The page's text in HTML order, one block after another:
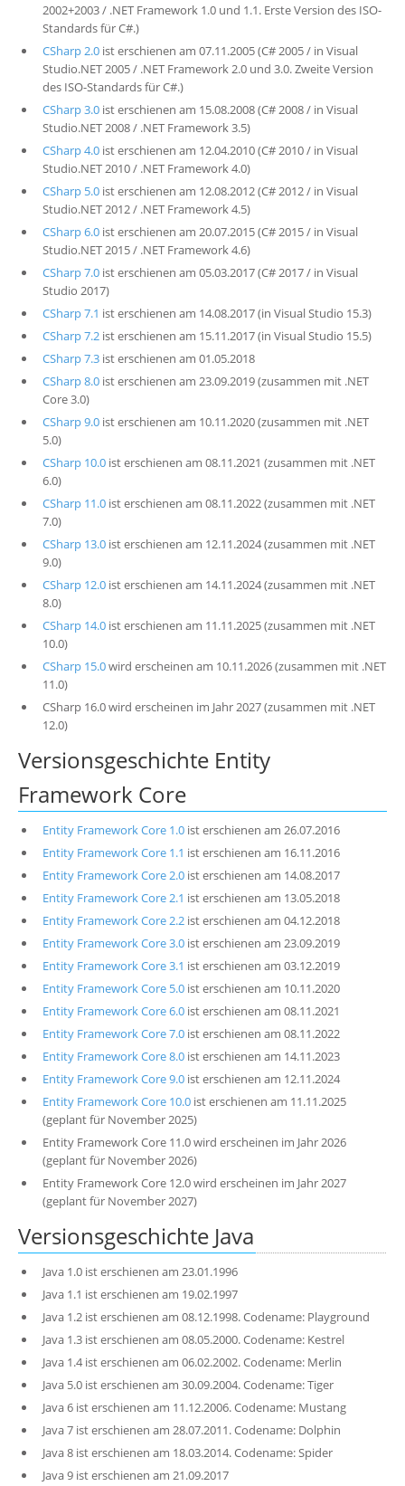
2002+2003 / .NET Framework 1.0 und 1.1. Erste Version des ISO-
Standards für C#.)
CSharp 2.0ist erschienen am 07.11.2005 (C# 2005 / in Visual
Studio.NET 2005 / .NET Framework 2.0 und 3.0. Zweite Version
des ISO-Standards für C#.)
CSharp 3.0ist erschienen am 15.08.2008 (C# 2008 / in Visual
Studio.NET 2008 / .NET Framework 3.5)
CSharp 4.0ist erschienen am 12.04.2010 (C# 2010 / in Visual
Studio.NET 2010 / .NET Framework 4.0)
CSharp 5.0ist erschienen am 12.08.2012 (C# 2012 / in Visual
Studio.NET 2012 / .NET Framework 4.5)
CSharp 6.0ist erschienen am 20.07.2015 (C# 2015 / in Visual
Studio.NET 2015 / .NET Framework 4.6)
CSharp 7.0ist erschienen am 05.03.2017 (C# 2017 / in Visual
Studio 2017)
CSharp 7.1 ist erschienen am 14.08.2017 (in Visual Studio 15.3)
CSharp 7.2ist erschienen am 15.11.2017 (in Visual Studio 15.5)
CSharp 7.3ist erschienen am 01.05.2018
CSharp 8.0ist erschienen am 23.09.2019 (zusammen mit .NET
Core 3.0)
CSharp 9.0ist erschienen am 10.11.2020 (zusammen mit .NET
5.0)
CSharp 10.0ist erschienen am 08.11.2021 (zusammen mit .NET
6.0)
CSharp 11.0ist erschienen am 08.11.2022 (zusammen mit .NET
7.0)
CSharp 13.0ist erschienen am 12.11.2024 (zusammen mit .NET
9.0)
CSharp 12.0ist erschienen am 14.11.2024 (zusammen mit .NET
8.0)
CSharp 14.0ist erschienen am 11.11.2025 (zusammen mit .NET
10.0)
CSharp 15.0wird erscheinen am 10.11.2026 (zusammen mit .NET
11.0)
CSharp 16.0 wird erscheinen im Jahr 2027 (zusammen mit .NET
12.0)
Versionsgeschichte Entity
Framework Core
Entity Framework Core 1.0ist erschienen am 26.07.2016
Entity Framework Core 1.1 ist erschienen am 16.11.2016
Entity Framework Core 2.0ist erschienen am 14.08.2017
Entity Framework Core 2.1 ist erschienen am 13.05.2018
Entity Framework Core 2.2ist erschienen am 04.12.2018
Entity Framework Core 3.0ist erschienen am 23.09.2019
Entity Framework Core 3.1 ist erschienen am 03.12.2019
Entity Framework Core 5.0ist erschienen am 10.11.2020
Entity Framework Core 6.0ist erschienen am 08.11.2021
Entity Framework Core 7.0ist erschienen am 08.11.2022
Entity Framework Core 8.0ist erschienen am 14.11.2023
Entity Framework Core 9.0ist erschienen am 12.11.2024
Entity Framework Core 10.0ist erschienen am 11.11.2025
(geplant für November 2025)
Entity Framework Core 11.0 wird erscheinen im Jahr 2026
(geplant für November 2026)
Entity Framework Core 12.0 wird erscheinen im Jahr 2027
(geplant für November 2027)
Versionsgeschichte Java
Java 1.0 ist erschienen am 23.01.1996
Java 1.1 ist erschienen am 19.02.1997
Java 1.2 ist erschienen am 08.12.1998. Codename: Playground
Java 1.3 ist erschienen am 08.05.2000. Codename: Kestrel
Java 1.4 ist erschienen am 06.02.2002. Codename: Merlin
Java 5.0 ist erschienen am 30.09.2004. Codename: Tiger
Java 6 ist erschienen am 11.12.2006. Codename: Mustang
Java 7 ist erschienen am 28.07.2011. Codename: Dolphin
Java 8 ist erschienen am 18.03.2014. Codename: Spider
Java 9 ist erschienen am 21.09.2017